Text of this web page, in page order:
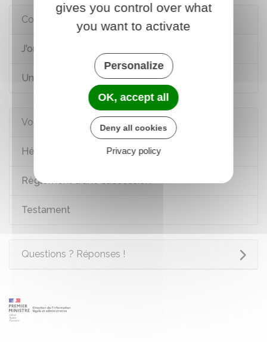
Comment faire si...
J'organise ma succession
Un proche est décédé
Voir aussi
Héritage : ordre et droits des héritiers
Règlement d'une succession
Testament
Questions ? Réponses !
gives you control over what
you want to activate
Personalize
OK, accept all
Deny all cookies
Privacy policy